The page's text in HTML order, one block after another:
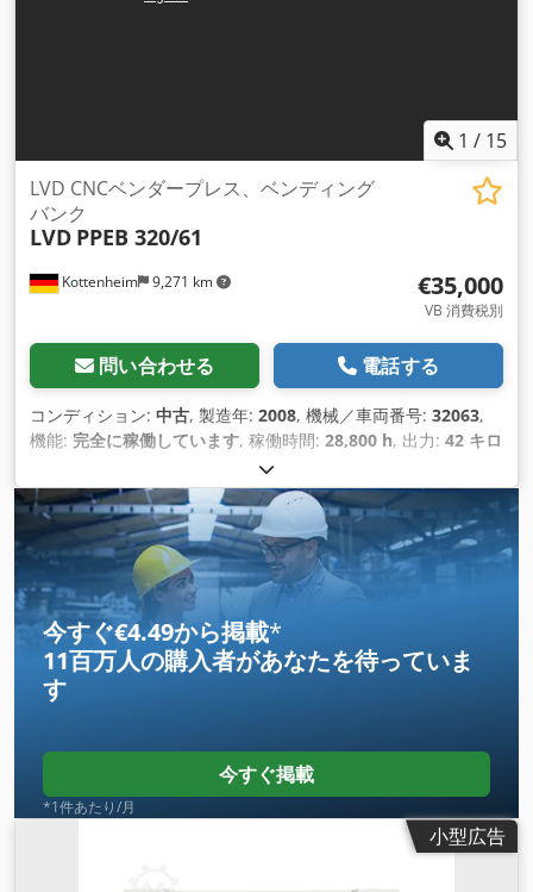
1 / 15
Kottenheim 9,271 km
LVD CNCベンダープレス、ベンディング
バンク
LVD PPEB 320/61
€35,000
VB 消費税別
問い合わせる 電話する
コンディション: 中古, 製造年: 2008, 機械／車両番号: 32063,
機能: 完全に稼働しています, 稼働時間: 28,800 h, 出力: 42 キロ
, 入力電圧:400 V
入力電流の種類:三相, 加圧力:320 t, ストローク長:250 mm,
テーブル長さ:6,100 mm, 全長:8,000 mm, 全幅: 3,200 mm
全高:
3,800 mm, 総重量:35,500 kg（キログラム）, 装備:CE
マーキング, ドキュメント / マニュアル, 安全光幕,
今すぐ€4.49から掲載*
11百万人の購入者があなたを待っていま
す
今すぐ掲載
*1件あたり/月
小型広告